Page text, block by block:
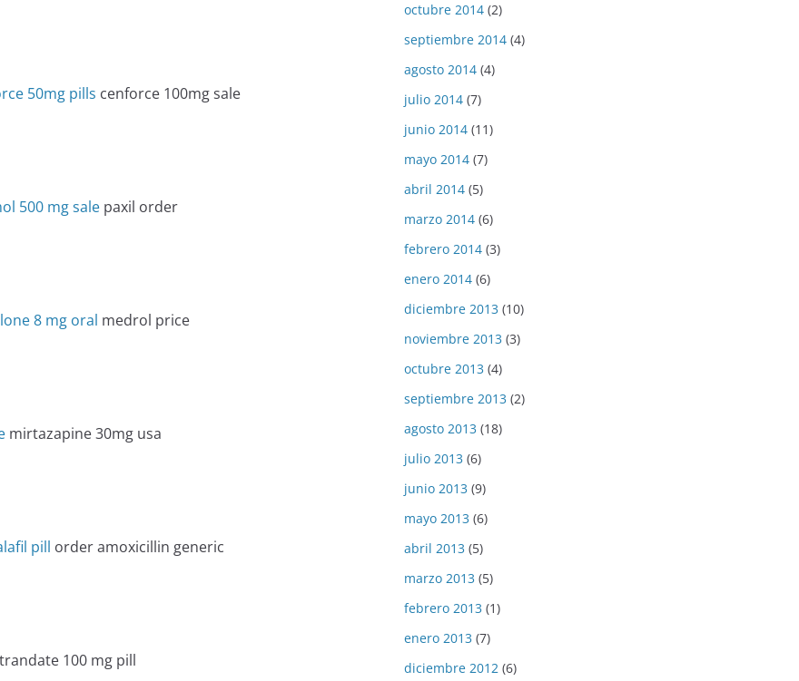
50mg pills cenforce 100mg sale
500 mg sale paxil order
8 mg oral medrol price
mirtazapine 30mg usa
pill order amoxicillin generic
100 mg pill
octubre 2014 (2)
septiembre 2014 (4)
agosto 2014 (4)
julio 2014 (7)
junio 2014 (11)
mayo 2014 (7)
abril 2014 (5)
marzo 2014 (6)
febrero 2014 (3)
enero 2014 (6)
diciembre 2013 (10)
noviembre 2013 (3)
octubre 2013 (4)
septiembre 2013 (2)
agosto 2013 (18)
julio 2013 (6)
junio 2013 (9)
mayo 2013 (6)
abril 2013 (5)
marzo 2013 (5)
febrero 2013 (1)
enero 2013 (7)
diciembre 2012 (6)